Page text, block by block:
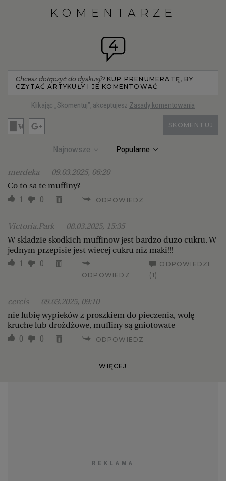
KOMENTARZE
4
Chcesz dołączyć do dyskusji? KUP PRENUMERATĘ, BY
CZYTAĆ ARTYKUŁY I JE KOMENTOWAĆ
Klikając „Skomentuj”, akceptujesz Zasady komentowania
SKOMENTUJ
Najnowsze Popularne
merdeka
09.03.2025, 06:20
Co to sa te muffiny?
1 0 ODPOWIEDZ
Victoria.Park
08.03.2025, 15:35
W skladzie skodkich muffinow jest bardzo duzo cukru. W
jednym przepisie jest wiecej cukru niz maki!!!
1 0
ODPOWIEDZ
ODPOWIEDZI
(1)
cercis
09.03.2025, 09:10
nie lubię wypieków z proszkiem do pieczenia, wolę
kruche lub drożdżowe, muffiny są gniotowate
0 0 ODPOWIEDZ
WIĘCEJ